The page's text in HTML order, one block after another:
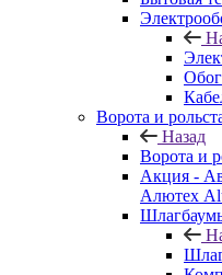
Ворота и
Назад
Ворота и
Акция -
Алютех